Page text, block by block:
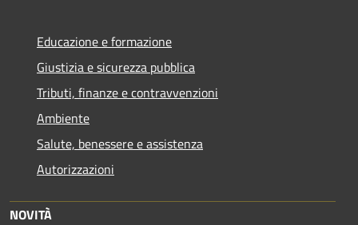
Educazione e formazione
Giustizia e sicurezza pubblica
Tributi, finanze e contravvenzioni
Ambiente
Salute, benessere e assistenza
Autorizzazioni
NOVITÀ